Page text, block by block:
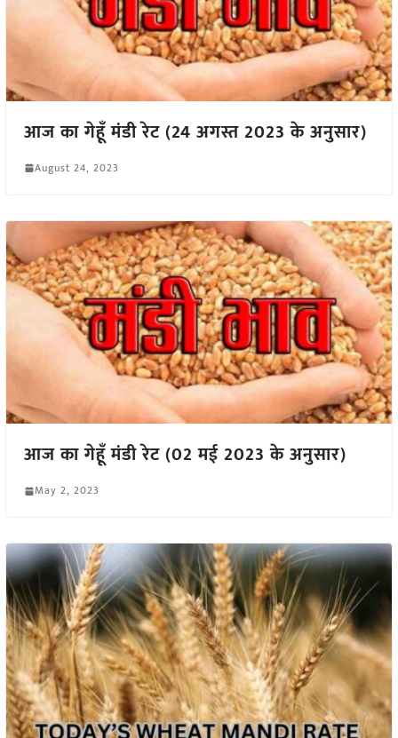
आज का गेहूँ मंडी रेट (24 अगस्त 2023 के अनुसार)
August 24, 2023
आज का गेहूँ मंडी रेट (02 मई 2023 के अनुसार)
May 2, 2023